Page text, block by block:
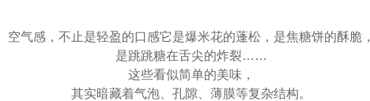
​空气感，不止是轻盈的口感它是爆米花的蓬松，是焦糖饼的酥脆，
是跳跳糖在舌尖的炸裂……
这些看似简单的美味，
其实暗藏着气泡、孔隙、薄膜等复杂结构。